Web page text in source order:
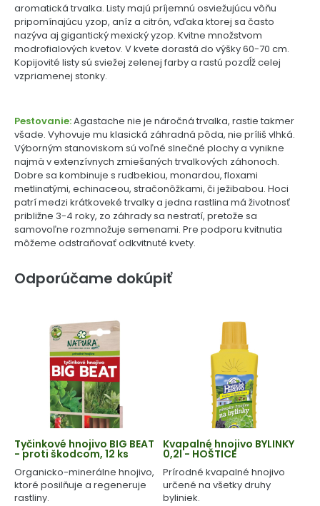
aromatická trvalka. Listy majú príjemnú osviežujúcu vôňu
pripomínajúcu yzop, aníz a citrón, vďaka ktorej sa často
nazýva aj gigantický mexický yzop. Kvitne množstvom
modrofialových kvetov. V kvete dorastá do výšky 60-70 cm.
Kopijovité listy sú sviežej zelenej farby a rastú pozdĺž celej
vzpriamenej stonky.
Pestovanie:Agastache nie je náročná trvalka, rastie takmer
všade. Vyhovuje mu klasická záhradná pôda, nie príliš vlhká.
Výborným stanoviskom sú voľné slnečné plochy a vynikne
najmä v extenzívnych zmiešaných trvalkových záhonoch.
Dobre sa kombinuje s rudbekiou, monardou, floxami
metlinatými, echinaceou, stračonôžkami, či ježibabou. Hoci
patrí medzi krátkoveké trvalky a jedna rastlina má životnosť
približne 3-4 roky, zo záhrady sa nestratí, pretože sa
samovoľne rozmnožuje semenami. Pre podporu kvitnutia
môžeme odstraňovať odkvitnuté kvety.
Odporúčame dokúpiť
Tyčinkové hnojivo BIG BEAT
- proti škodcom, 12 ks
Organicko-minerálne hnojivo,
ktoré posilňuje a regeneruje
rastliny.
Kvapalné hnojivo BYLINKY
0,2l - HOŠTICE
Prírodné kvapalné hnojivo
určené na všetky druhy
byliniek.